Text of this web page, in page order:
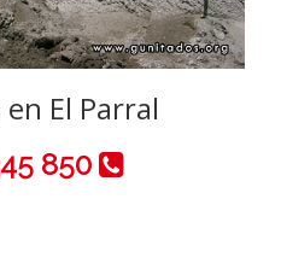
El Parral
850